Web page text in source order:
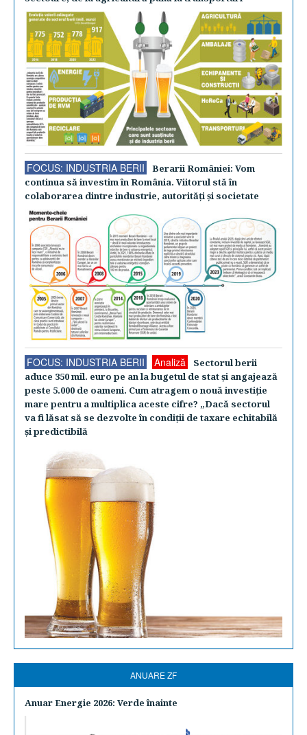
FOCUS: INDUSTRIA BERII
Berarii României: Vom
continua să investim în România. Viitorul stă în
colaborarea dintre industrie, autorităţi şi societate
FOCUS: INDUSTRIA BERII Analiză
Sectorul berii
aduce 350 mil. euro pe an la bugetul de stat şi angajează
peste 5.000 de oameni. Cum atragem o nouă investiţie
mare pentru a multiplica aceste cifre? „Dacă sectorul
va fi lăsat să se dezvolte în condiţii de taxare echitabilă
şi predictibilă
ANUARE ZF
Anuar Energie 2026: Verde înainte